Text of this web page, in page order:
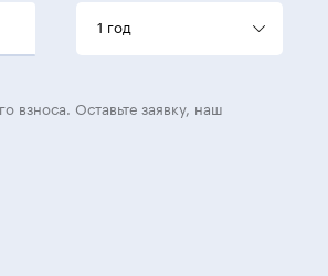
1 год
взноса. Оставьте заявку, наш